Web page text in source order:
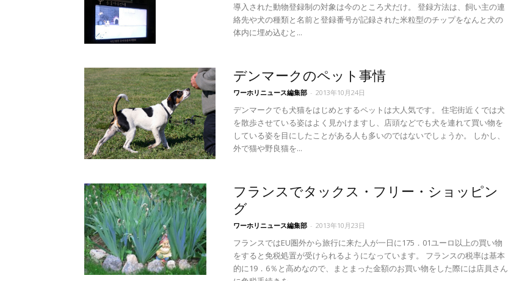
導入された動物登録制の対象は今のところ犬だけ。 登録方法は、飼い主の連
絡先や犬の種類と名前と登録番号が記録された米粒型のチップをなんと犬の
体内に埋め込むと...
デンマークのペット事情
ワーホリニュース編集部 - 2013年10月24日
デンマークでも犬猫をはじめとするペットは大人気です。 住宅街近くでは犬
を散歩させている姿はよく見かけますし、店頭などでも犬を連れて買い物を
している姿を目にしたことがある人も多いのではないでしょうか。 しかし、
外で猫や野良猫を...
フランスでタックス・フリー・ショッピン
グ
ワーホリニュース編集部 - 2013年10月23日
フランスではEU圏外から旅行に来た人が一日に175．01ユーロ以上の買い物
をすると免税処置が受けられるようになっています。 フランスの税率は基本
的に19．6％と高めなので、まとまった金額のお買い物をした際には店員さん